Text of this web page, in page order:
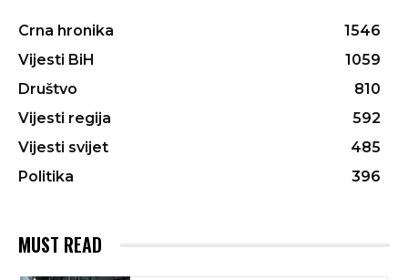
Crna hronika
1546
Vijesti BiH
1059
Društvo
810
Vijesti regija
592
Vijesti svijet
485
Politika
396
MUST READ